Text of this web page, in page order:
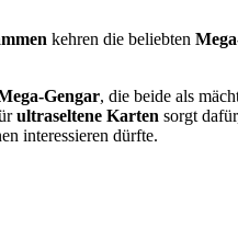
kehren die beliebten
Gengar, die beide als
ultraseltene Karten sorgt
interessieren dürfte.